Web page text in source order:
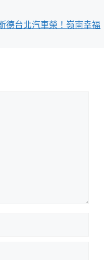
德台北汽車榮！嶺南幸福